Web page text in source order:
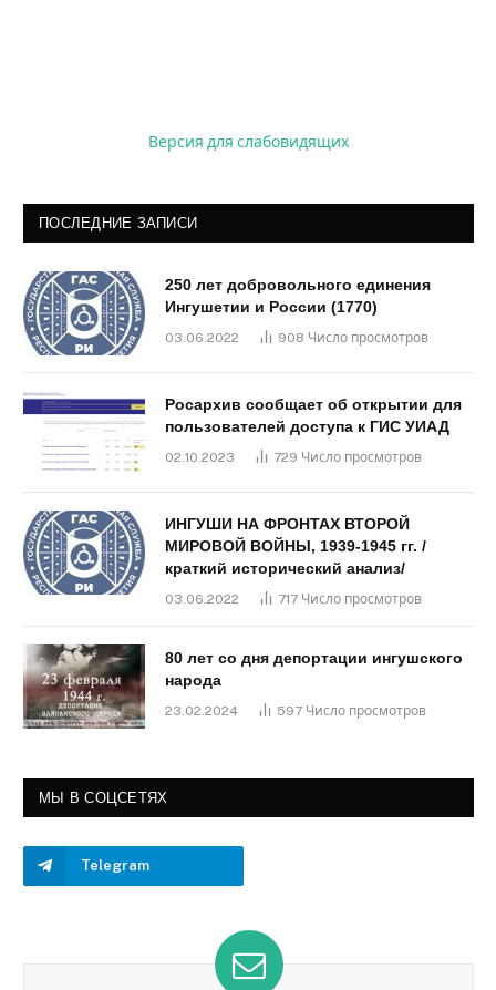
Версия для слабовидящих
ПОСЛЕДНИЕ ЗАПИСИ
250 лет добровольного единения
Ингушетии и России (1770)
03.06.2022 908 Число просмотров
Росархив сообщает об открытии для
пользователей доступа к ГИС УИАД
02.10.2023 729 Число просмотров
ИНГУШИ НА ФРОНТАХ ВТОРОЙ
МИРОВОЙ ВОЙНЫ, 1939-1945 гг. /
краткий исторический анализ/
03.06.2022 717 Число просмотров
80 лет со дня депортации ингушского
народа
23.02.2024 597 Число просмотров
МЫ В СОЦСЕТЯХ
Telegram